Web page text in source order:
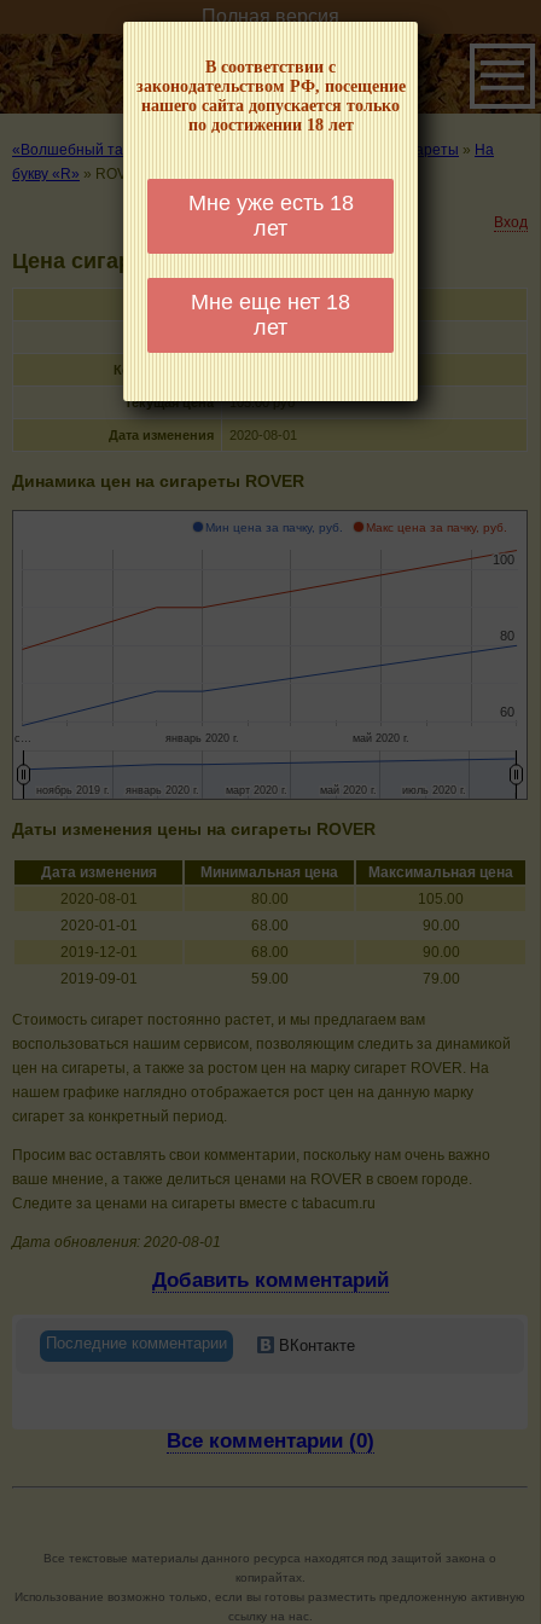
В соответствии с
законодательством РФ, посещение
нашего сайта допускается только
по достижении 18 лет
Мне уже есть 18
лет
Мне еще нет 18
лет
Полная версия
«Волшебный табачок» – о табаке и курении Цены на сигареты » На
букву «R» » ROVER
Вход
Цена сигарет ROVER
Название ROVER
сигареты с фильтром
Кол-во в пачке
Текущая цена 105.00 руб
Дата изменения 2020-08-01
Динамика цен на сигареты ROVER
Мин цена за пачку, руб. Макс цена за пачку, руб.
с… январь 2020 г. май 2020 г.
60
60
80
80
100
100
ноябрь 2019 г.
ноябрь 2019 г. январь 2020 г.
январь 2020 г. март 2020 г.
март 2020 г. май 2020 г.
май 2020 г. июль 2020 г.
июль 2020 г.
Даты изменения цены на сигареты ROVER
Дата изменения Минимальная цена
Максимальная цена
2020-08-01
80.00
105.00
2020-01-01
68.00
90.00
2019-12-01
68.00
90.00
2019-09-01
59.00 79.00
Стоимость сигарет постоянно растет, и мы предлагаем вам
воспользоваться нашим сервисом, позволяющим следить за динамикой
цен на сигареты, а также за ростом цен на марку сигарет ROVER. На
нашем графике наглядно отображается рост цен на данную марку
сигарет за конкретный период.
Просим вас оставлять свои комментарии, поскольку нам очень важно
ваше мнение, а также делиться ценами на ROVER в своем городе.
Следите за ценами на сигареты вместе с tabacum.ru
Дата обновления: 2020-08-01
Добавить комментарий
Последние комментарии ВКонтакте
Все комментарии (0)
Все текстовые материалы данного ресурса находятся под защитой закона о
копирайтах.
Использование возможно только, если вы готовы разместить предложенную активную
ссылку на нас.